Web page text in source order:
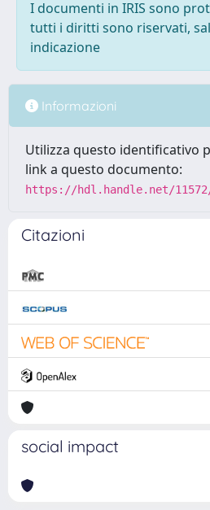
I documenti in IRIS sono
tutti i diritti sono riservati,
indicazione
Informazioni
Utilizza questo identificativo
link a questo documento:
https://hdl.handle.net/11572/
Citazioni
social impact